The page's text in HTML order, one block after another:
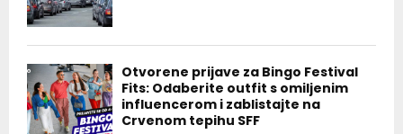
Otvorene prijave za Bingo Festival
Fits: Odaberite outfit s omiljenim
influencerom i zablistajte na
Crvenom tepihu SFF